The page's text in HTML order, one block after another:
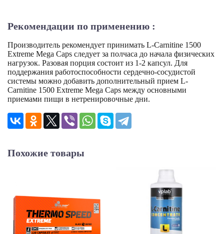
Рекомендации по применению :
Производитель рекомендует принимать L-Carnitine 1500
Extreme Mega Caps следует за полчаса до начала физических
нагрузок. Разовая порция состоит из 1-2 капсул. Для
поддержания работоспособности сердечно-сосудистой
системы можно добавить дополнительный прием L-
Carnitine 1500 Extreme Mega Caps между основными
приемами пищи в нетренировочные дни.
Похожие товары